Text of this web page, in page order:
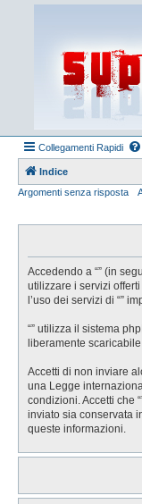
Collegamenti Rapidi
Indice
Argomenti senza risposta
Accedendo a “” (in
utilizzare i servizi
l’uso dei servizi di “”
“” utilizza il sistema
liberamente
Accetti di non inviare
una Legge
condizioni. Accetti che
inviato sia conservata
queste informazioni.